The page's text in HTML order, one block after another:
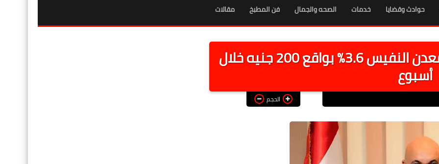
حوادث وقضايا خدمات الصحه والجمال فن المطبخ مقالات
رئيس شعبة الذهب: انخفاض المعدن النفيس 3.6% بواقع 200 جنيه خلال
أسبوع
الحجم